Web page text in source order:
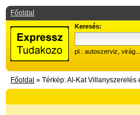
Főoldal
Keresés:
pl.: autoszerviz, virág...
Főoldal » Térkép: Al-Kat Villanyszerelés